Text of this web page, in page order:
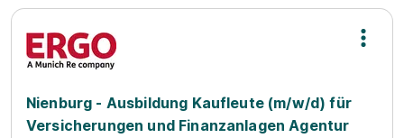
Nienburg - Ausbildung Kaufleute (m/w/d) für
Versicherungen und Finanzanlagen Agentur